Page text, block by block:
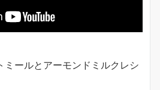
ミールとアーモンドミルクレシ